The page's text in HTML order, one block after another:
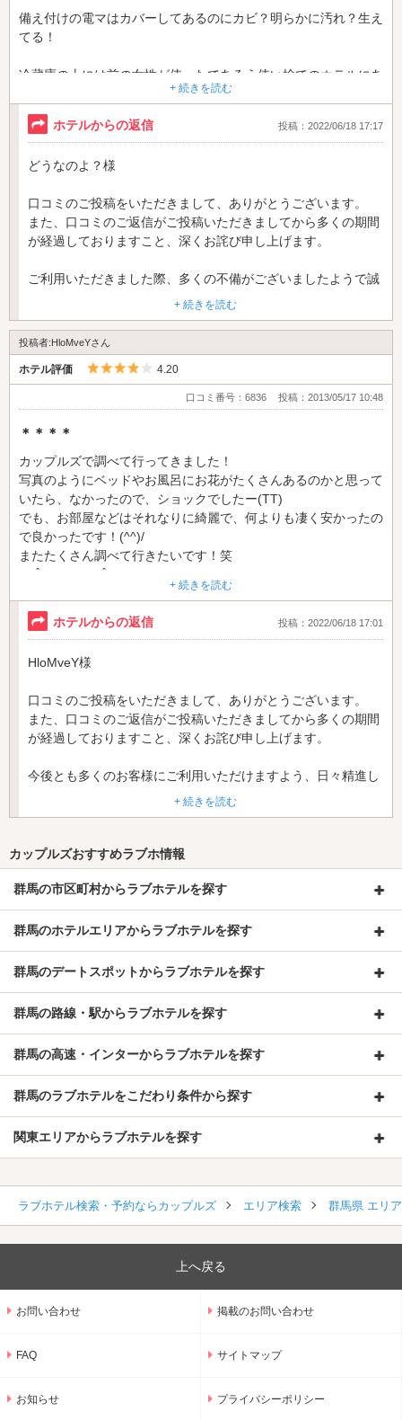
ます。
いただけましたら幸いでございます。
ホテル COCO安中 支配人
備え付けの電マはカバーしてあるのにカビ？明らかに汚れ？生え
てる！
冷蔵庫の上には前の女性が使ったであろう使い捨てのホテルにあ
玩具の自販機は一番高いの以外空っぽ！
メニューは殆どが取り扱ってないし、口にする物激マズ！
今、男性に送ってもらって帰宅。
ここをチョイスしたことにあり得ないと思い、さよならしました
+ 続きを読む
ホテルからの返信 投稿：2022/06/18 17:17
どうなのよ？様
口コミのご投稿をいただきまして、ありがとうございます。
また、口コミのご返信がご投稿いただきましてから多くの期間
が経過しておりますこと、深くお詫び申し上げます。
ご利用いただきました際、多くの不備がございましたようで誠
に申し訳ございませんでした。
ごしいただけますよう、清掃・サービスの改善を行い向上に努
めてまいります。
+ 続きを読む
投稿者:HloMveYさん
ホテル評価 5つ星のうち4
4.20
口コミ番号：6836 投稿：2013/05/17 10:48
＊＊＊＊
カップルズで調べて行ってきました！
写真のようにベッドやお風呂にお花がたくさんあるのかと思って
いたら、なかったので、ショックでしたー(TT)
でも、お部屋などはそれなりに綺麗で、何よりも凄く安かったの
で良かったです！(^^)/
またたくさん調べて行きたいです！笑
｡+.ﾟヽ(o´∀｀)ﾉﾟ.+｡
+ 続きを読む
ホテルからの返信 投稿：2022/06/18 17:01
HloMveY様
口コミのご投稿をいただきまして、ありがとうございます。
また、口コミのご返信がご投稿いただきましてから多くの期間
が経過しておりますこと、深くお詫び申し上げます。
今後とも多くのお客様にご利用いただけますよう、日々精進し
ホテル COCO安中 支配人
+ 続きを読む
カップルズおすすめラブホ情報
群馬の市区町村からラブホテルを探す
群馬のホテルエリアからラブホテルを探す
群馬のデートスポットからラブホテルを探す
群馬の路線・駅からラブホテルを探す
群馬の高速・インターからラブホテルを探す
群馬のラブホテルをこだわり条件から探す
関東エリアからラブホテルを探す
ラブホテル検索・予約ならカップルズ エリア検索 群馬県 エリ
上へ戻る
お問い合わせ 掲載のお問い合わせ
FAQ サイトマップ
お知らせ プライバシーポリシー